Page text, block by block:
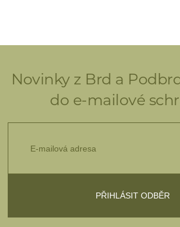
Novinky z Brd a
do e-mailové